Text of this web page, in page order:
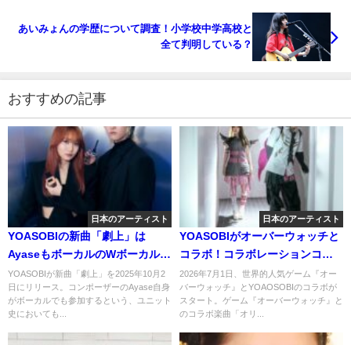
あいみょんの学歴について調査！小学校中学高校と
全て判明している？
おすすめの記事
日本のアーティスト
YOASOBIの新曲「劇上」は
AyaseもボーカルのWボーカル！
三谷幸喜ドラマの主題歌に！
YOASOBIが新曲「劇上」を2025年10月2
日にリリース。コンポーザーのAyase自身
がボーカルでも参加するという、ユニット
史においても...
日本のアーティスト
YOASOBIがオーバーウォッチと
コラボ！コラボレーションコン
テンツを調べてみた！
2026年7月1日、世界的人気ゲーム『オー
バーウォッチ』とYOAOSOBIのコラボが
スタート。ゲーム『オーバーウォッチ』と
のコラボ楽曲「オリ...